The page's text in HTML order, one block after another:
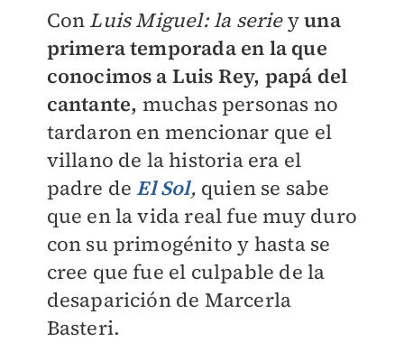
Con Luis Miguel: la serieyuna
primera temporada en la que
conocimos a Luis Rey, papá del
cantante, muchas personas no
tardaron en mencionar que el
villano de la historia era el
padre de El Sol, quien se sabe
que en la vida real fue muy duro
con su primogénitoy hasta se
cree que fue el culpable de la
desaparición de Marcerla
Basteri.